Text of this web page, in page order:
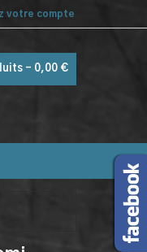
votre compte
- 0,00 €